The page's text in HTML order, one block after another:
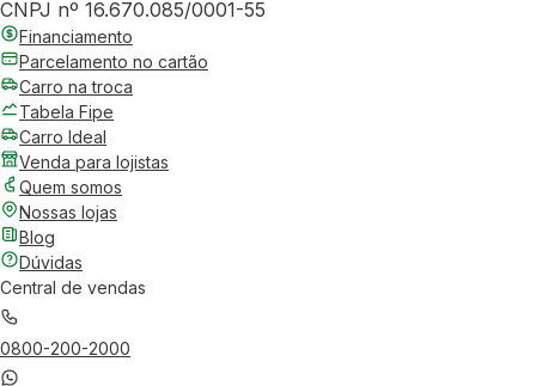
CNPJ nº 16.670.085/0001-55
Financiamento
Parcelamento no cartão
Carro na troca
Tabela Fipe
Carro Ideal
Venda para lojistas
Quem somos
Nossas lojas
Blog
Dúvidas
Central de vendas
0800-200-2000